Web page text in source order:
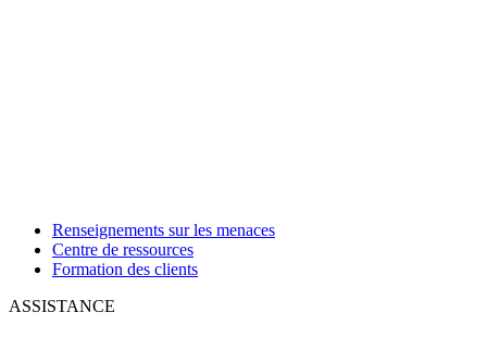
Renseignements sur les menaces
Centre de ressources
Formation des clients
ASSISTANCE